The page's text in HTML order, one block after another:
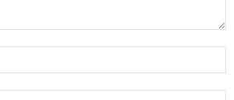
:*